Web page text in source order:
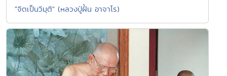
"จิตเป็นวิมุติ" (หลวงปู่ฝั้น อาจาโร)